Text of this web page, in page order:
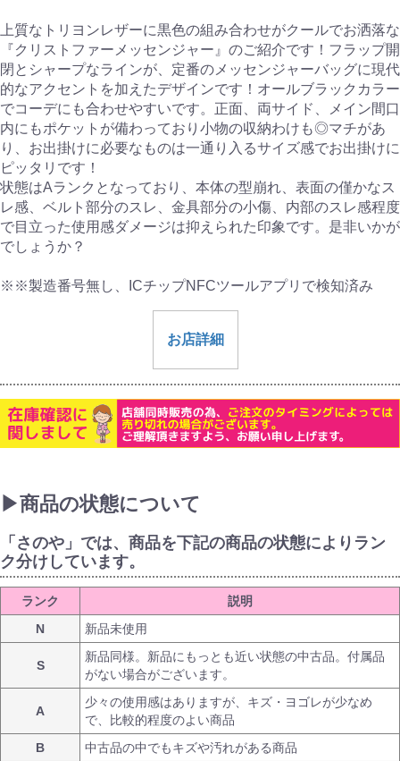
上質なトリヨンレザーに黒色の組み合わせがクールでお洒落な
『クリストファーメッセンジャー』のご紹介です！フラップ開
閉とシャープなラインが、定番のメッセンジャーバッグに現代
的なアクセントを加えたデザインです！オールブラックカラー
でコーデにも合わせやすいです。正面、両サイド、メイン間口
内にもポケットが備わっており小物の収納わけも◎マチがあ
り、お出掛けに必要なものは一通り入るサイズ感でお出掛けに
ピッタリです！
状態はAランクとなっており、本体の型崩れ、表面の僅かなス
レ感、ベルト部分のスレ、金具部分の小傷、内部のスレ感程度
で目立った使用感ダメージは抑えられた印象です。是非いかが
でしょうか？
※※製造番号無し、ICチップNFCツールアプリで検知済み
お店詳細
▶商品の状態について
「さのや」では、商品を下記の商品の状態によりラン
ク分けしています。
ランク
説明
N
新品未使用
S
新品同様。新品にもっとも近い状態の中古品。付属品
がない場合がございます。
A
少々の使用感はありますが、キズ・ヨゴレが少なめ
で、比較的程度のよい商品
B
中古品の中でもキズや汚れがある商品